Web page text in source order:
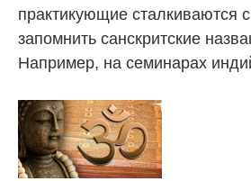
практикующие сталкиваются
запомнить санскритские
Например, на семинарах